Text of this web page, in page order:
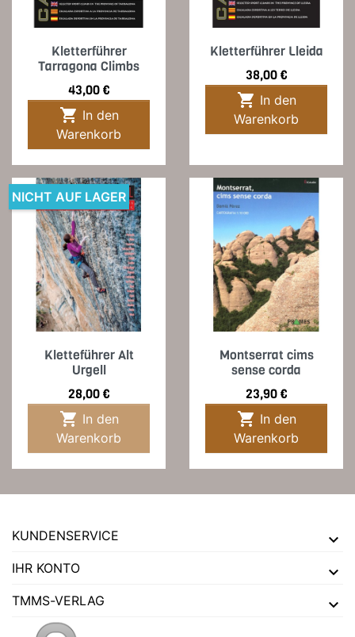
Kletterführer
Tarragona Climbs
Preis
43,00 €

Warenkorb
Kletterführer Lleida
Preis
38,00 €

Warenkorb
Kletteführer Alt
Urgell
Preis
28,00 €

Warenkorb
NICHT AUF LAGER
Montserrat cims
sense corda
Preis
23,90 €

Warenkorb
KUNDENSERVICE
IHR KONTO
TMMS-VERLAG